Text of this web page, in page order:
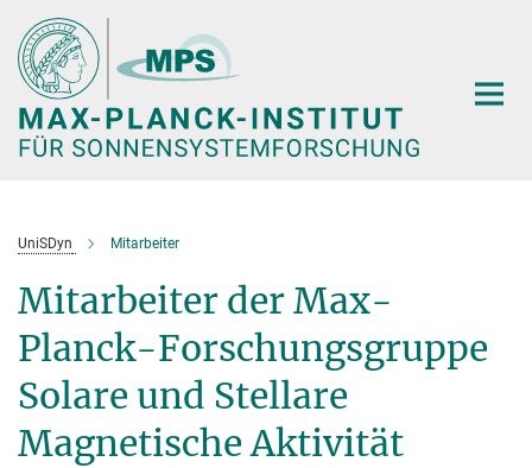
Hauptinhalt
UniSDyn Mitarbeiter
Mitarbeiter der Max-
Planck-Forschungsgruppe
Solare und Stellare
Magnetische Aktivität